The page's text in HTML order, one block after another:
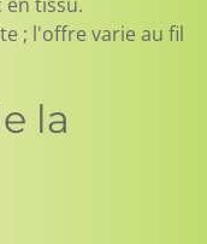
; l'offre varie au fil
la